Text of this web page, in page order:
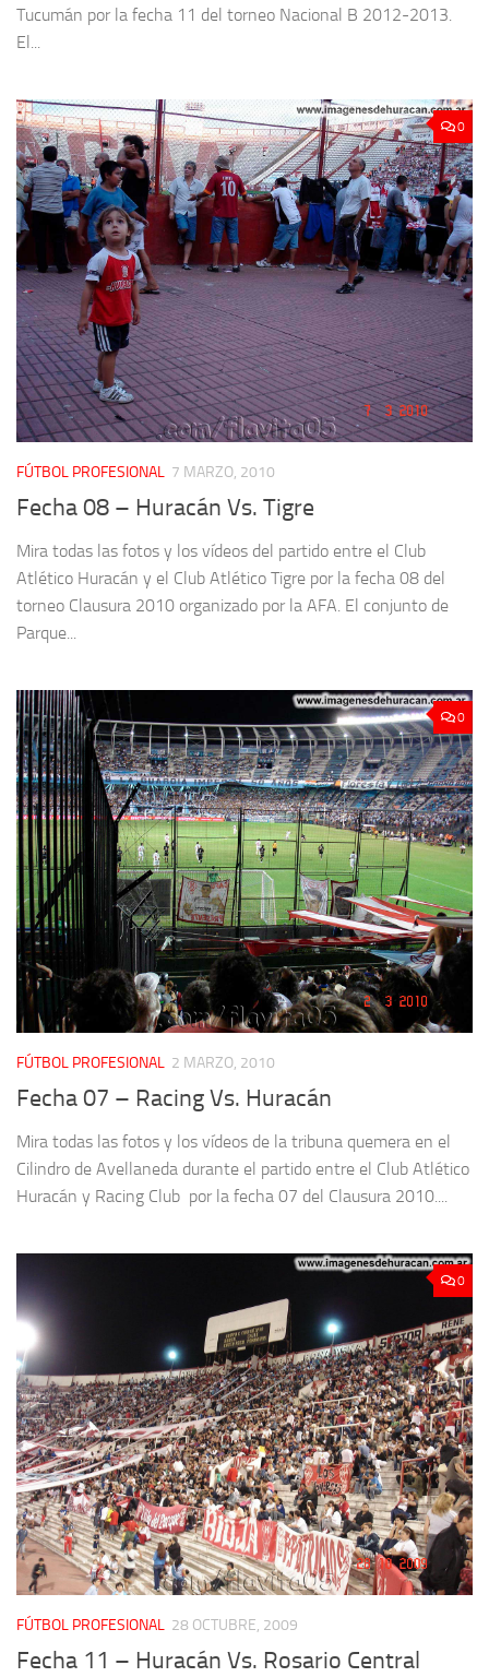
Tucumán por la fecha 11 del torneo Nacional B 2012-2013.
El...
0
FÚTBOL PROFESIONAL 7 MARZO, 2010
Fecha 08 – Huracán Vs. Tigre
Mira todas las fotos y los vídeos del partido entre el Club
Atlético Huracán y el Club Atlético Tigre por la fecha 08 del
torneo Clausura 2010 organizado por la AFA. El conjunto de
Parque...
0
FÚTBOL PROFESIONAL 2 MARZO, 2010
Fecha 07 – Racing Vs. Huracán
Mira todas las fotos y los vídeos de la tribuna quemera en el
Cilindro de Avellaneda durante el partido entre el Club Atlético
Huracán y Racing Club por la fecha 07 del Clausura 2010....
0
FÚTBOL PROFESIONAL 28 OCTUBRE, 2009
Fecha 11 – Huracán Vs. Rosario Central